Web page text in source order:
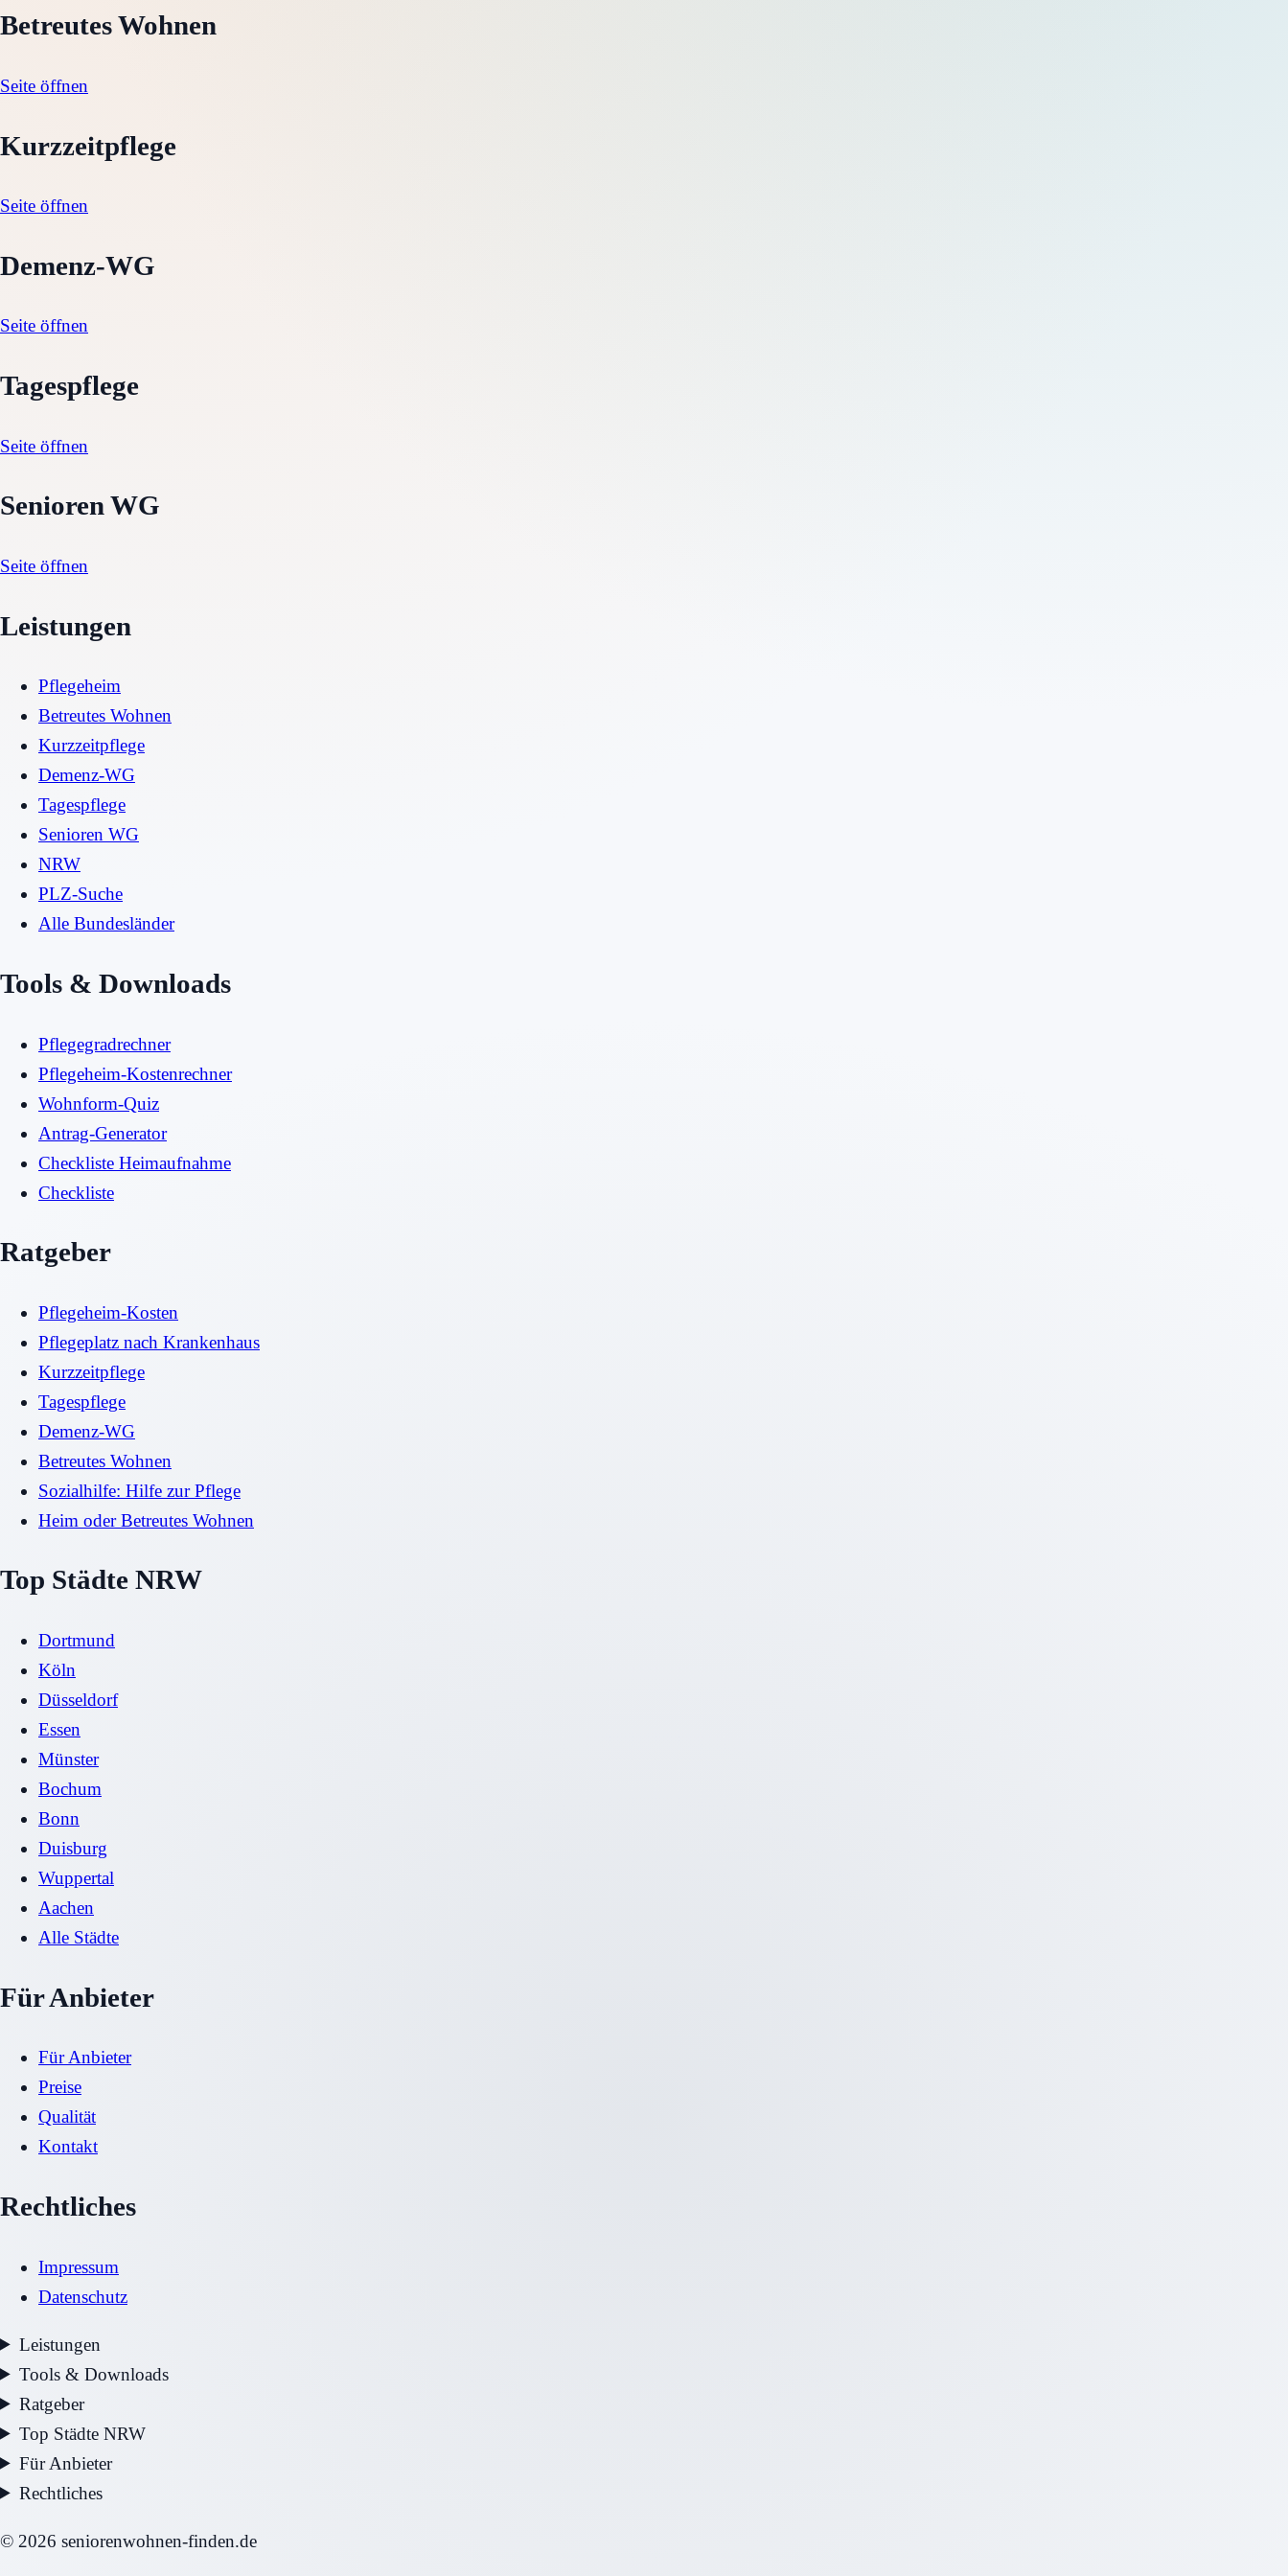
Betreutes Wohnen
Seite öffnen
Kurzzeitpflege
Seite öffnen
Demenz-WG
Seite öffnen
Tagespflege
Seite öffnen
Senioren WG
Seite öffnen
Leistungen
Pflegeheim
Betreutes Wohnen
Kurzzeitpflege
Demenz-WG
Tagespflege
Senioren WG
NRW
PLZ-Suche
Alle Bundesländer
Tools & Downloads
Pflegegradrechner
Pflegeheim-Kostenrechner
Wohnform-Quiz
Antrag-Generator
Checkliste Heimaufnahme
Checkliste
Ratgeber
Pflegeheim-Kosten
Pflegeplatz nach Krankenhaus
Kurzzeitpflege
Tagespflege
Demenz-WG
Betreutes Wohnen
Sozialhilfe: Hilfe zur Pflege
Heim oder Betreutes Wohnen
Top Städte NRW
Dortmund
Köln
Düsseldorf
Essen
Münster
Bochum
Bonn
Duisburg
Wuppertal
Aachen
Alle Städte
Für Anbieter
Für Anbieter
Preise
Qualität
Kontakt
Rechtliches
Impressum
Datenschutz
Leistungen
Tools & Downloads
Ratgeber
Top Städte NRW
Für Anbieter
Rechtliches
© 2026 seniorenwohnen-finden.de